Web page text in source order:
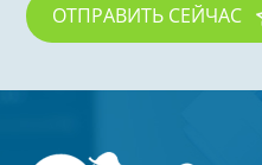
ОТПРАВИТЬ СЕЙЧАС